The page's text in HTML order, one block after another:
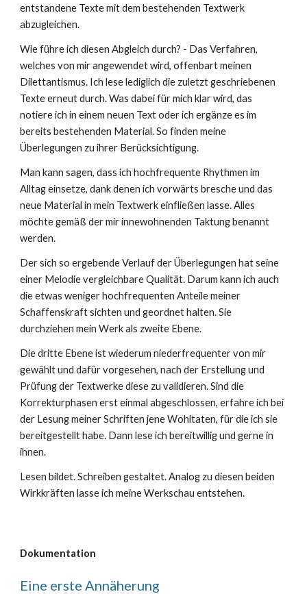
entstandene Texte mit dem bestehenden Textwerk
abzugleichen.
Wie führe ich diesen Abgleich durch? - Das Verfahren,
welches von mir angewendet wird, offenbart meinen
Dilettantismus. Ich lese lediglich die zuletzt geschriebenen
Texte erneut durch. Was dabei für mich klar wird, das
notiere ich in einem neuen Text oder ich ergänze es im
bereits bestehenden Material. So finden meine
Überlegungen zu ihrer Berücksichtigung.
Man kann sagen, dass ich hochfrequente Rhythmen im
Alltag einsetze, dank denen ich vorwärts bresche und das
neue Material in mein Textwerk einfließen lasse. Alles
möchte gemäß der mir innewohnenden Taktung benannt
werden.
Der sich so ergebende Verlauf der Überlegungen hat seine
einer Melodie vergleichbare Qualität. Darum kann ich auch
die etwas weniger hochfrequenten Anteile meiner
Schaffenskraft sichten und geordnet halten. Sie
durchziehen mein Werk als zweite Ebene.
Die dritte Ebene ist wiederum niederfrequenter von mir
gewählt und dafür vorgesehen, nach der Erstellung und
Prüfung der Textwerke diese zu validieren. Sind die
Korrekturphasen erst einmal abgeschlossen, erfahre ich bei
der Lesung meiner Schriften jene Wohltaten, für die ich sie
bereitgestellt habe. Dann lese ich bereitwillig und gerne in
ihnen.
Lesen bildet. Schreiben gestaltet. Analog zu diesen beiden
Wirkkräften lasse ich meine Werkschau entstehen.
Dokumentation
Eine erste Annäherung